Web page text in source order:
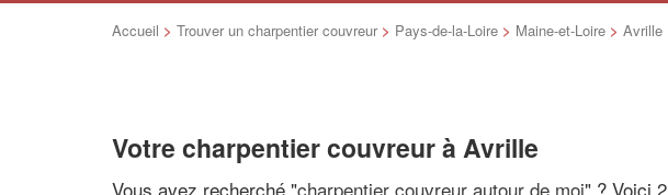
Accueil > Trouver un charpentier couvreur > Pays-de-la-Loire > Maine-et-Loire > Avrille
Votre charpentier couvreur à Avrille
Vous avez recherché "charpentier couvreur autour de moi" ? Voici 2